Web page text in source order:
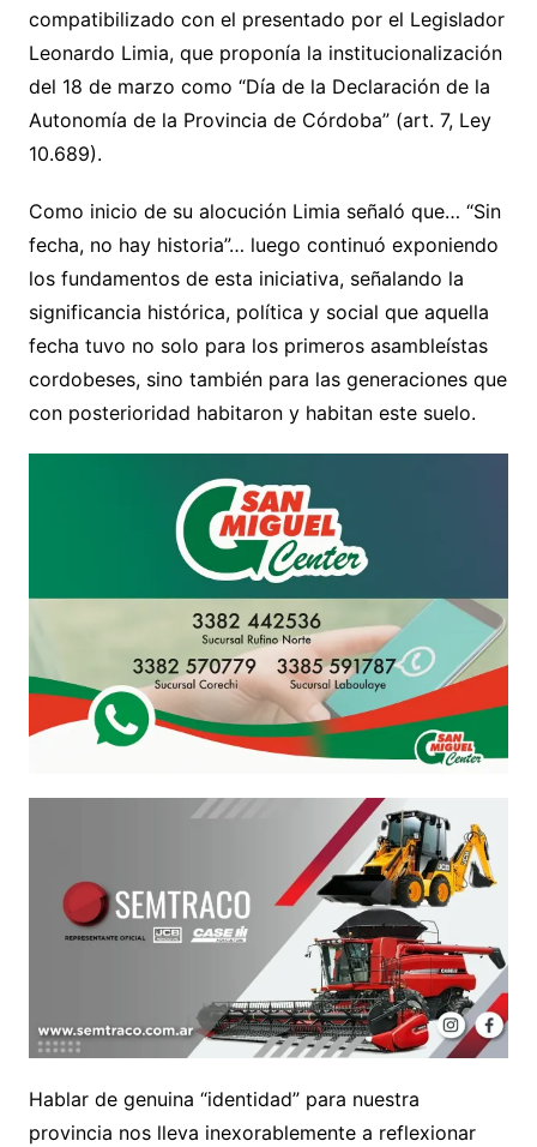
compatibilizado con el presentado por el Legislador
Leonardo Limia, que proponía la institucionalización
del 18 de marzo como “Día de la Declaración de la
Autonomía de la Provincia de Córdoba” (art. 7, Ley
10.689).
Como inicio de su alocución Limia señaló que… “Sin
fecha, no hay historia”… luego continuó exponiendo
los fundamentos de esta iniciativa, señalando la
significancia histórica, política y social que aquella
fecha tuvo no solo para los primeros asambleístas
cordobeses, sino también para las generaciones que
con posterioridad habitaron y habitan este suelo.
Hablar de genuina “identidad” para nuestra
provincia nos lleva inexorablemente a reflexionar